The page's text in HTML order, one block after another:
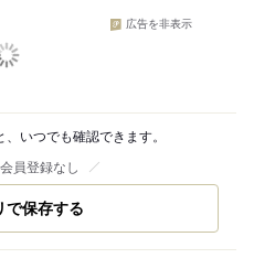
広告を非表示
いつでも確認できます。
員登録なし
で保存する